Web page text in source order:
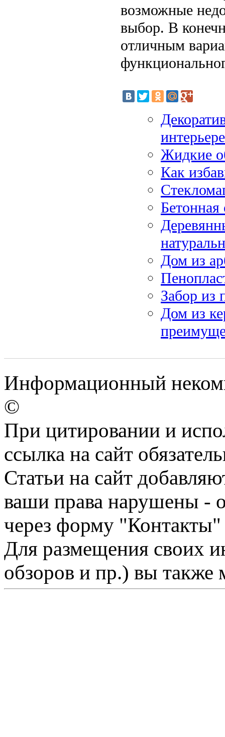
возможные
выбор. В
отличным
интерьере
Жидкие
Как
Дом из
Забор из
Дом из
Информационный
©
При цитировании и
ссылка на сайт
Статьи на сайт
ваши права нарушены -
через форму "Контакты"
Для размещения своих
обзоров и пр.) вы также